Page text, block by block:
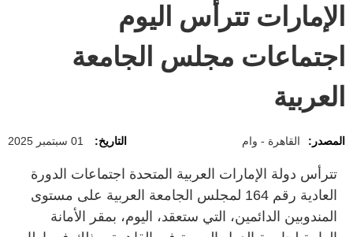
الإمارات تترأس اليوم
اجتماعات مجلس الجامعة
العربية
المصدر: القاهرة - وام التاريخ: 01 سبتمبر 2025
تترأس دولة الإمارات العربية المتحدة اجتماعات الدورة
العادية رقم 164 لمجلس الجامعة العربية على مستوى
المندوبين الدائمين، التي ستعقد، اليوم، بمقر الأمانة